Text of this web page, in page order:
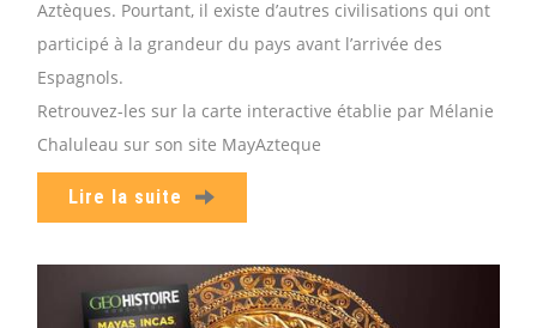
Aztèques. Pourtant, il existe d’autres civilisations qui ont
participé à la grandeur du pays avant l’arrivée des
Espagnols.
Retrouvez-les sur la carte interactive établie par Mélanie
Chaluleau sur son site MayAzteque
Lire la suite